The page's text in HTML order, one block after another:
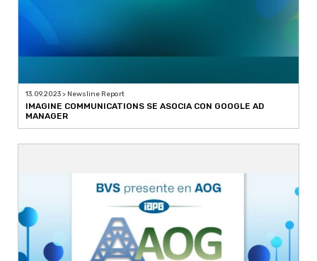
13.09.2023 > Newsline Report
IMAGINE COMMUNICATIONS SE ASOCIA CON GOOGLE AD
MANAGER